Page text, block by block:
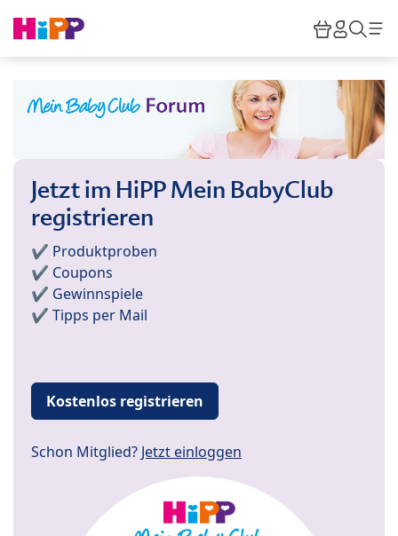
HiPP
Jetzt im HiPP Mein BabyClub
registrieren
✔️ Produktproben
✔️ Coupons
✔️ Gewinnspiele
✔️ Tipps per Mail
Kostenlos registrieren
Schon Mitglied? Jetzt einloggen